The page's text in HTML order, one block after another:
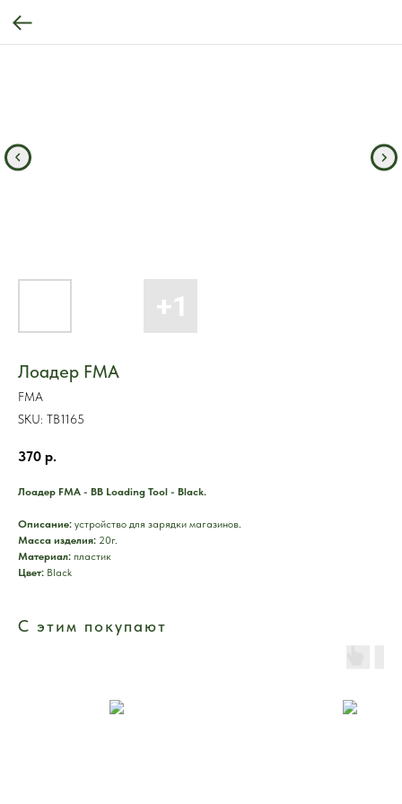
Лоадер FMA
FMA
SKU: TB1165
370 р.
Лоадер FMA - BB Loading Tool - Black.
Описание: устройство для зарядки магазинов.
Масса изделия: 20г.
Материал: пластик
Цвет: Black
С этим покупают